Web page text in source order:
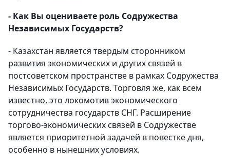
- Как Вы оцениваете роль Содружества
Независимых Государств?
- Казахстан является твердым сторонником
развития экономических и других связей в
постсоветском пространстве в рамках Содружества
Независимых Государств. Торговля же, как всем
известно, это локомотив экономического
сотрудничества государств СНГ. Расширение
торгово-экономических связей в Содружестве
является приоритетной задачей в повестке дня,
особенно в нынешних условиях.